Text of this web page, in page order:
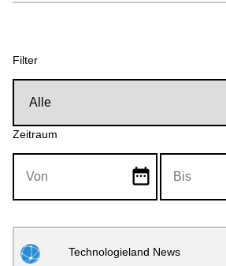
Filter
Zeitraum
date_range
Technologieland News